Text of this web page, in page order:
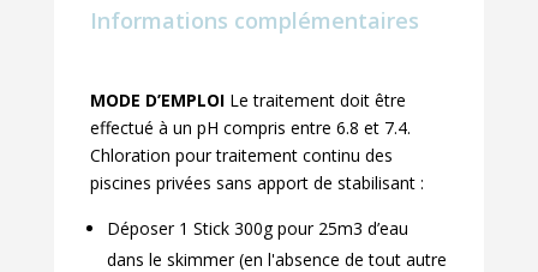
Informations complémentaires
MODE D’EMPLOILe traitement doit être
effectué à un pH compris entre 6.8 et 7.4.
Chloration pour traitement continu des
piscines privées sans apport de stabilisant :
Déposer 1 Stick 300g pour 25m3 d’eau
dans le skimmer (en l'absence de tout autre